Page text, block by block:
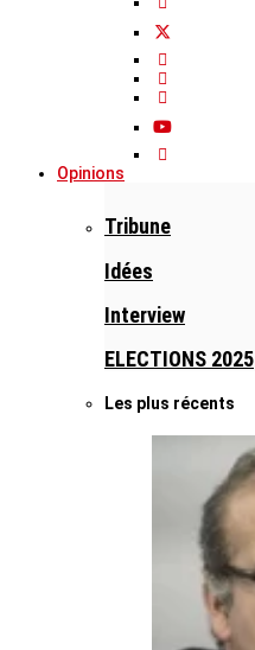
Opinions
Tribune
Idées
Interview
ELECTIONS 2025
Les plus récents